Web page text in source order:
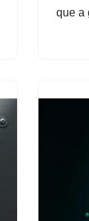
que a